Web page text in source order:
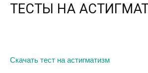
ТЕСТЫ НА
Скачать тест на астигматизм